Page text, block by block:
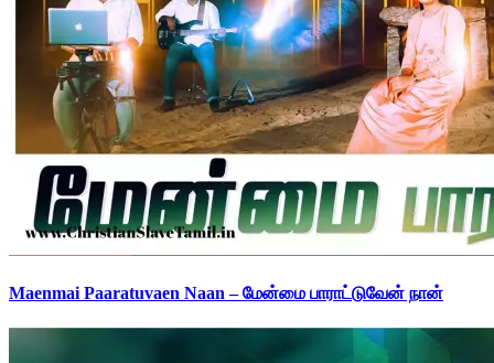
Maenmai Paaratuvaen Naan – மேன்மை பாராட்டுவேன் நான்